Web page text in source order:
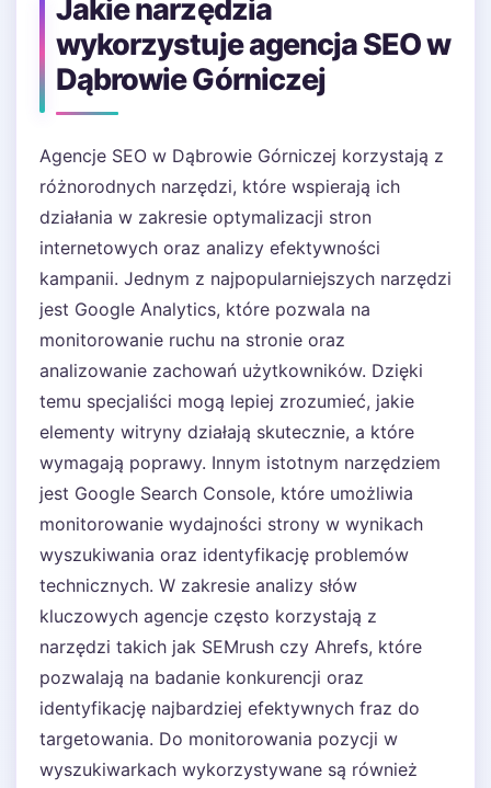
Jakie narzędzia
wykorzystuje agencja SEO w
Dąbrowie Górniczej
Agencje SEO w Dąbrowie Górniczej korzystają z
różnorodnych narzędzi, które wspierają ich
działania w zakresie optymalizacji stron
internetowych oraz analizy efektywności
kampanii. Jednym z najpopularniejszych narzędzi
jest Google Analytics, które pozwala na
monitorowanie ruchu na stronie oraz
analizowanie zachowań użytkowników. Dzięki
temu specjaliści mogą lepiej zrozumieć, jakie
elementy witryny działają skutecznie, a które
wymagają poprawy. Innym istotnym narzędziem
jest Google Search Console, które umożliwia
monitorowanie wydajności strony w wynikach
wyszukiwania oraz identyfikację problemów
technicznych. W zakresie analizy słów
kluczowych agencje często korzystają z
narzędzi takich jak SEMrush czy Ahrefs, które
pozwalają na badanie konkurencji oraz
identyfikację najbardziej efektywnych fraz do
targetowania. Do monitorowania pozycji w
wyszukiwarkach wykorzystywane są również